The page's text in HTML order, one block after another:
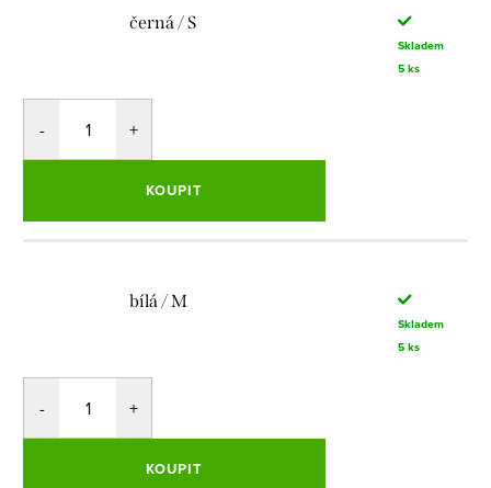
černá / S
Skladem
5 ks
KOUPIT
bílá / M
Skladem
5 ks
KOUPIT